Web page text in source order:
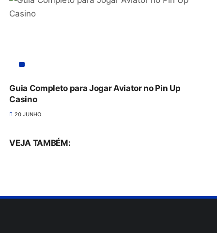
Guia Completo para Jogar Aviator no Pin Up
Casino
20 JUNHO
VEJA TAMBÉM: